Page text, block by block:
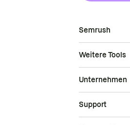
Semrush
Weitere Tools
Unternehmen
Support